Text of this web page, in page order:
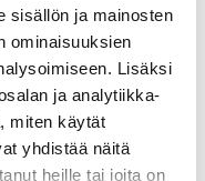
sisällön ja mainosten
ominaisuuksien
Lisäksi
ja analytiikka-
miten käytät
yhdistää näitä
heille tai joita on
välillä siihen aikaan
Ltd Oy,
Habitat
värilliset